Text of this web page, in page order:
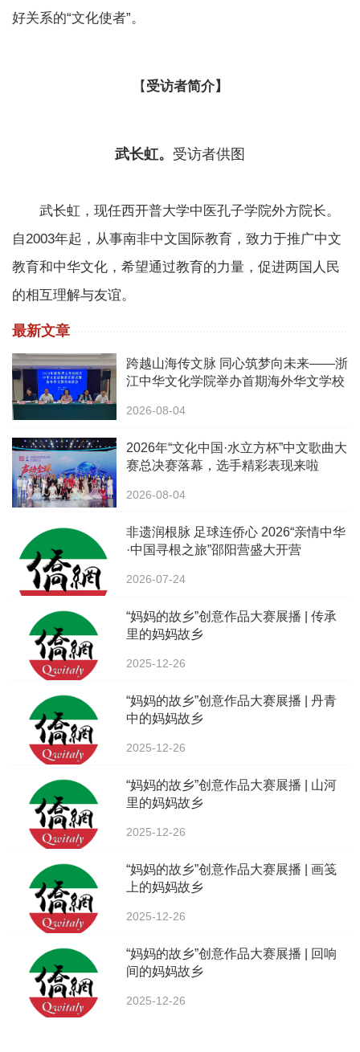
好关系的“文化使者”。
【 受访者简介】
武长虹。 受访者供图
武长虹，现任西开普大学中医孔子学院外方院长。
自2003年起，从事南非中文国际教育，致力于推广中文
教育和中华文化，希望通过教育的力量，促进两国人民
的相互理解与友谊。
最新文章
跨越山海传文脉 同心筑梦向未来——浙
江中华文化学院举办首期海外华文学校
2026-08-04
2026年“文化中国·水立方杯”中文歌曲大
赛总决赛落幕，选手精彩表现来啦
2026-08-04
非遗润根脉 足球连侨心 2026“亲情中华
·中国寻根之旅”邵阳营盛大开营
2026-07-24
“妈妈的故乡”创意作品大赛展播 | 传承
里的妈妈故乡
2025-12-26
“妈妈的故乡”创意作品大赛展播 | 丹青
中的妈妈故乡
2025-12-26
“妈妈的故乡”创意作品大赛展播 | 山河
里的妈妈故乡
2025-12-26
“妈妈的故乡”创意作品大赛展播 | 画笺
上的妈妈故乡
2025-12-26
“妈妈的故乡”创意作品大赛展播 | 回响
间的妈妈故乡
2025-12-26